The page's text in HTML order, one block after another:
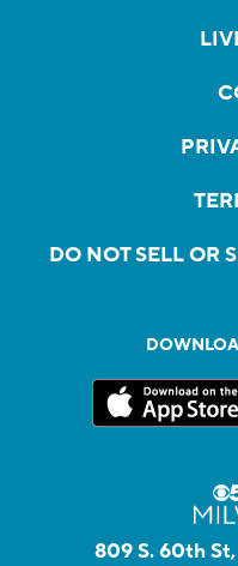
DO NOT SELL OR
809 S. 60th